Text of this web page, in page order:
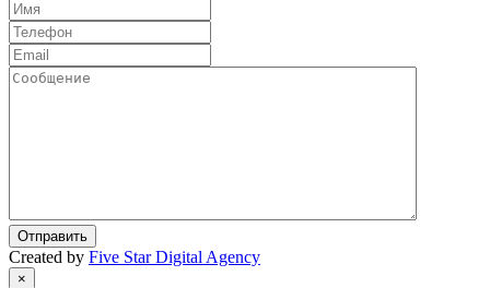
Отправить
Created by Five Star Digital Agency
×